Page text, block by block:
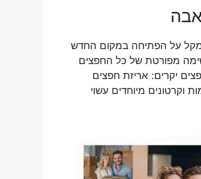
מקל על הפתיחה במקום החדש
מפורטת של כל החפצים
יקרים: אריזת חפצים
וקרטונים מיוחדים עשוי